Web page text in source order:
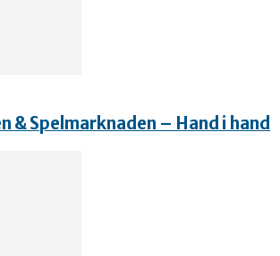
& Spelmarknaden – Hand i hand